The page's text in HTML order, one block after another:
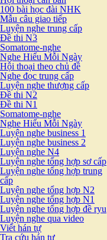
100 bài học đài NHK
Mẫu câu giao tiếp
Luyện nghe trung cấp
Đề thi N3
Somatome-nghe
Nghe Hiểu Mỗi Ngày
Hội thoại theo chủ đề
Nghe đọc trung cấp
Luyện nghe thượng cấp
Đề thi N2
Đề thi N1
Somatome-nghe
Nghe Hiểu Mỗi Ngày
Luyện nghe business 1
Luyện nghe business 2
Luyện nghe N4
Luyện nghe tổng hợp sơ cấp
Luyện nghe tổng hợp trung
cấp
Luyện nghe tổng hợp N2
Luyện nghe tổng hợp N1
Luyện nghe tổng hợp đề ryu
Luyện nghe qua video
Viết hán tự
Tra cứu hán tự